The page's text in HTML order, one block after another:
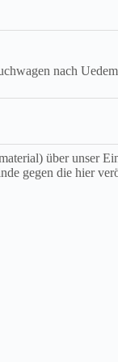
nach
über unser
gegen die hier